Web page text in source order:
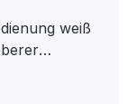
weiß